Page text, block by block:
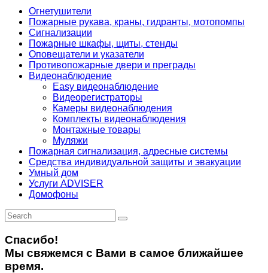
Огнетушители
Пожарные рукава, краны, гидранты, мотопомпы
Сигнализации
Пожарные шкафы, щиты, стенды
Оповещатели и указатели
Противопожарные двери и преграды
Видеонаблюдение
Easy видеонаблюдение
Видеорегистраторы
Камеры видеонаблюдения
Комплекты видеонаблюдения
Монтажные товары
Муляжи
Пожарная сигнализация, адресные системы
Средства индивидуальной защиты и эвакуации
Умный дом
Услуги ADVISER
Домофоны
Спасибо!
Мы свяжемся с Вами в самое ближайшее
время.